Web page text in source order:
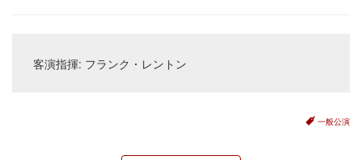
客演指揮: フランク・レントン
一般公演